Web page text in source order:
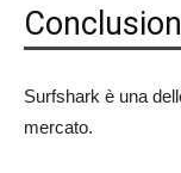
Surfshark è una
mercato.